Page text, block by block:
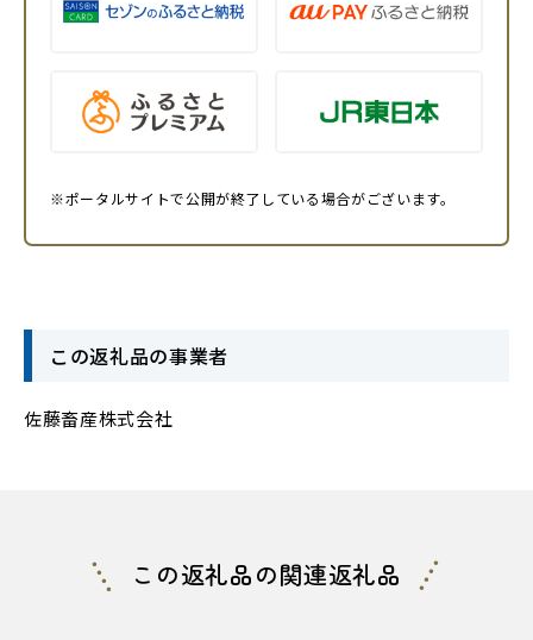
※ポータルサイトで公開が終了している場合がございます。
この返礼品の事業者
佐藤畜産株式会社
この返礼品の関連返礼品